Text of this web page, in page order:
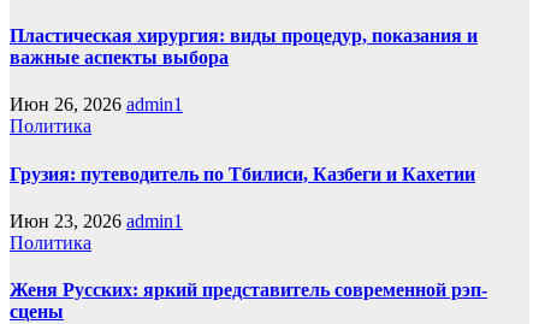
Пластическая хирургия: виды процедур, показания и
важные аспекты выбора
Июн 26, 2026 admin1
Политика
Грузия: путеводитель по Тбилиси, Казбеги и Кахетии
Июн 23, 2026 admin1
Политика
Женя Русских: яркий представитель современной рэп-
сцены